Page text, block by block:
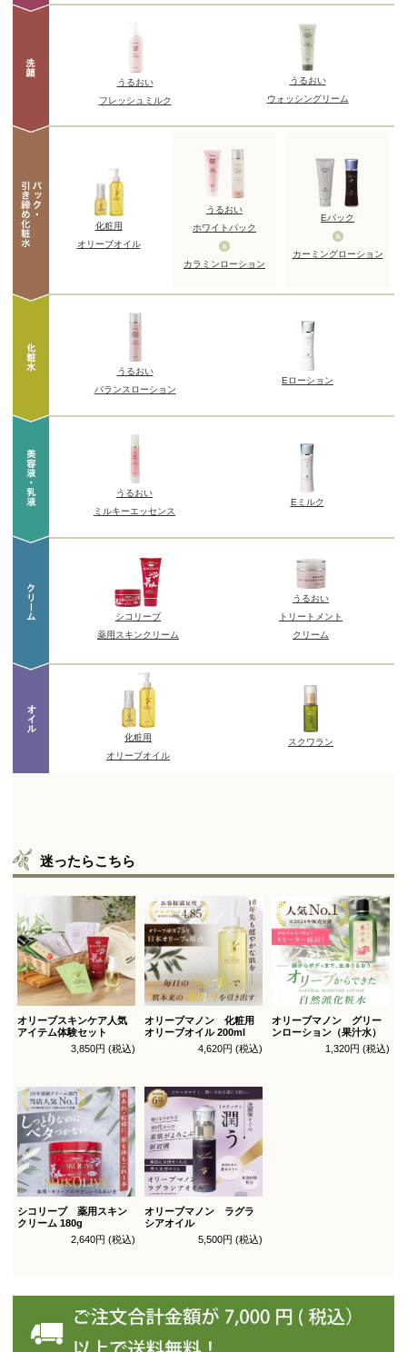
迷ったらこちら
オリーブスキンケア人気
アイテム体験セット
3,850円 (税込)
オリーブマノン 化粧用
オリーブオイル 200ml
4,620円 (税込)
オリーブマノン グリー
ンローション（果汁水）
1,320円 (税込)
シコリーブ 薬用スキン
クリーム 180g
2,640円 (税込)
オリーブマノン ラグラ
シアオイル
5,500円 (税込)